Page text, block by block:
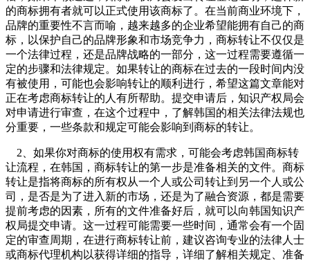
的商标拥有者就可以正式使用该商标了。在当前商业环境下，
品牌的重要性不言而喻，越来越多的企业希望能拥有自己的商
标，以保护自己的品牌形象和市场竞争力，商标转让不仅仅是
一个法律过程，还是品牌战略的一部分，这一过程需要遵循一
定的步骤和法律规定。如果转让的商标在过去的一段时间内没
有被使用，可能也会影响转让的顺利进行，希望这篇文章能对
正在考虑商标转让的人有所帮助。提交申请后，知识产权局会
对申请进行审查，在这个过程中，了解韩国的相关法律法规也
分重要，一些条款和规定可能会影响到商标的转让。
2、如果你对商标的使用权有需求，可能会考虑韩国商标转
让流程，在韩国，商标转让的第一步是准备相关的文件。商标
转让是指将商标的所有权从一个人或公司转让到另一个人或公
司，是否是为了进入新的市场，还是为了融合资源，都是需要
提前考虑的因素，所有的文件准备好后，就可以向韩国知识产
权局提交申请。这一过程可能需要一些时间，通常会有一个固
定的审查周期，在进行商标转让前，建议咨询专业的法律人士
或商标代理机构以获得详细的指导，详细了解相关规定、准备